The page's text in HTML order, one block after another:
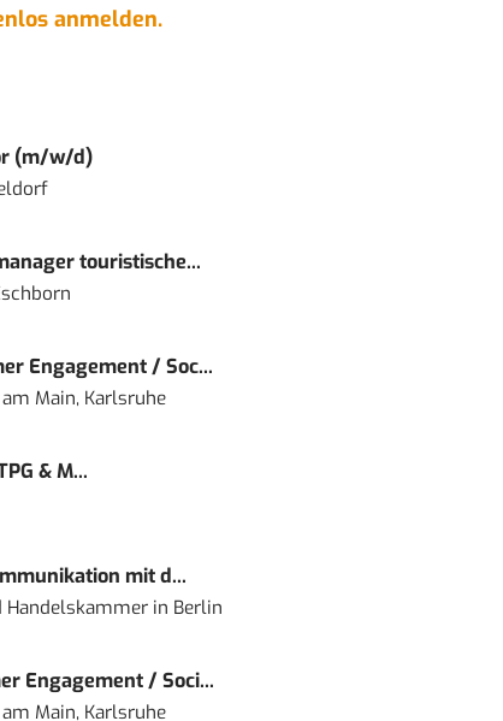
anmelden.
(m/w/d)
touristische...
Engagement / Soc...
Main, Karlsruhe
& M...
mit d...
Handelskammerin Berlin
Engagement / Soci...
Main, Karlsruhe